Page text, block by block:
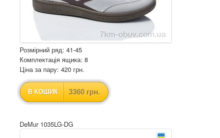
Розмірний ряд: 41-45
Комплектація ящика: 8
Ціна за пару: 420 грн.
В КОШИК 3360 грн.
DeMur 1035LG-DG